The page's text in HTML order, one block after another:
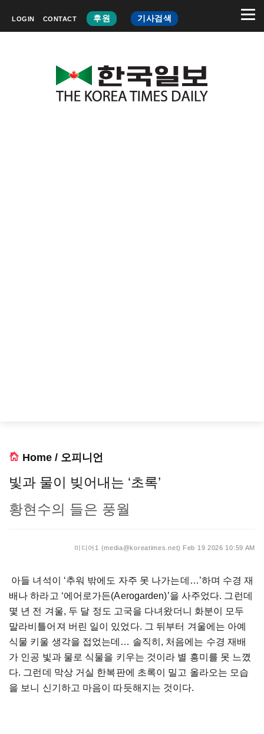
LOGIN CONTACT 후원 기사검색
Home / 오피니언
빛과 물이 빚어내는 ‘초록’
황현수의 들은 풍월
미디어1 (media@koreatimes.net) Feb 19 2026 10:59 AM
아들 녀석이 ‘추워 밖에도 자주 못 나가는데 …’하며 수경 재
배나 하라고 ‘에어로가든(Aerogarden)’을 사주었다. 그런데
몇 년 전 겨울, 두 달 정도 고국을 다녀왔더니 화분이
모두
말라비틀어져 버린 일이 있었다. 그 뒤부터 겨울에는 아예
식물 키울 생각을 접었는데 … 솔직히 , 처음에는 수경 재배
가 인공 빛과 물로 식물을 키우는 것이라 별 흥미를 못 느꼈
다. 그런데 막상 거실 한복판에 초록이 밀고 올라오는 모습
을 보니 신기하고 마음이 따듯해지는 것이다.